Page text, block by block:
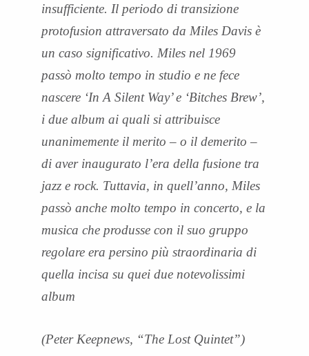
insufficiente. Il periodo di transizione
protofusion attraversato da Miles Davis è
un caso significativo. Miles nel 1969
passò molto tempo in studio e ne fece
nascere ‘In A Silent Way’ e ‘Bitches Brew’,
i due album ai quali si attribuisce
unanimemente il merito – o il demerito –
di aver inaugurato l’era della fusione tra
jazz e rock. Tuttavia, in quell’anno, Miles
passò anche molto tempo in concerto, e la
musica che produsse con il suo gruppo
regolare era persino più straordinaria di
quella incisa su quei due notevolissimi
album
(Peter Keepnews, “The Lost Quintet”)